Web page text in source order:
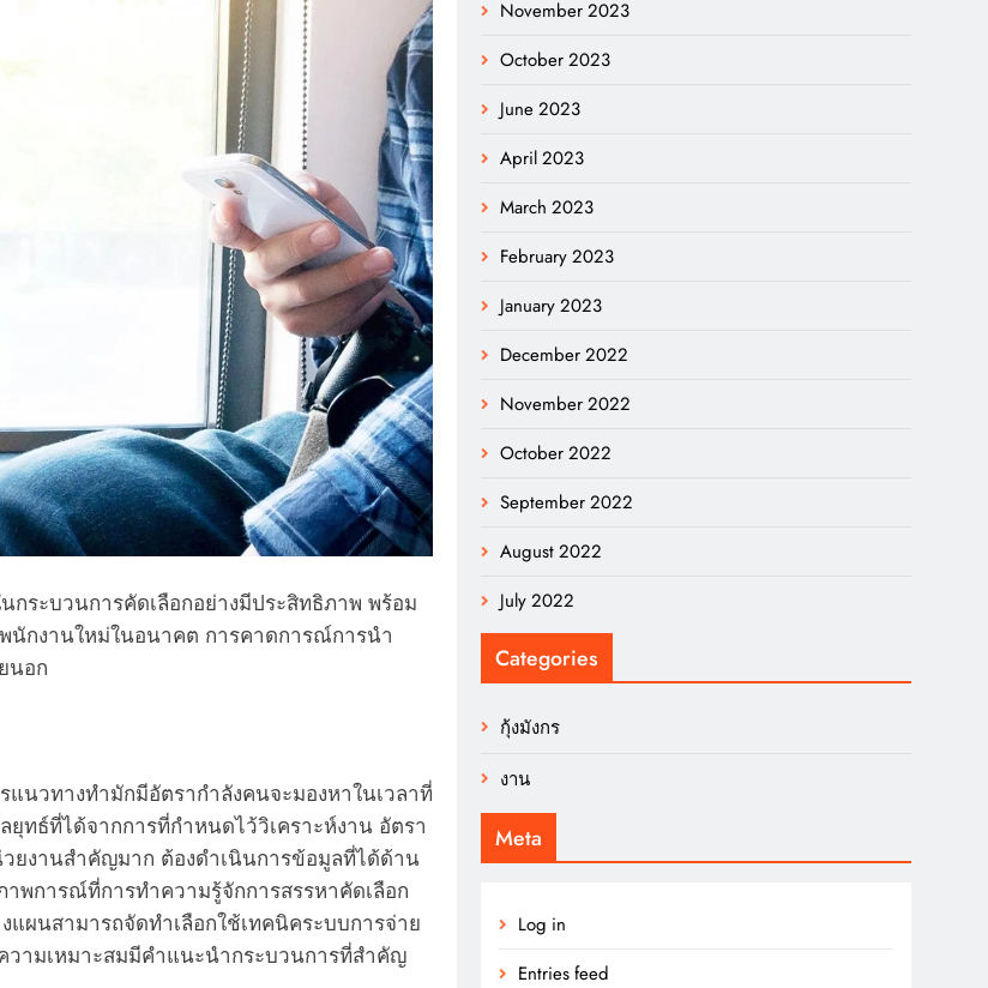
กระบวนการคัดเลือกอย่างมีประสิทธิภาพ พร้อม
พนักงานใหม่ในอนาคต การคาดการณ์การนำ
นอก
แนวทางทำมักมีอัตรากำลังคนจะมองหาในเวลาที่
ทธ์ที่ได้จากการที่กำหนดไว้วิเคราะห์งาน อัตรา
ยงานสำคัญมาก ต้องดำเนินการข้อมูลที่ได้ด้าน
พการณ์ที่การทำความรู้จักการสรรหาคัดเลือก
แผนสามารถจัดทำเลือกใช้เทคนิคระบบการจ่าย
วามเหมาะสมมีคำแนะนำกระบวนการที่สำคัญ
November 2023
October 2023
June 2023
April 2023
March 2023
February 2023
January 2023
December 2022
November 2022
October 2022
September 2022
August 2022
July 2022
Categories
กุ้งมังกร
งาน
Meta
Log in
Entries feed